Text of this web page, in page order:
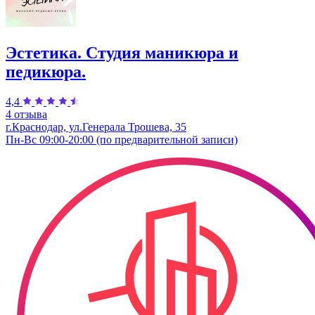
Эстетика. Студия маникюра и
педикюра.
4,4
4 отзыва
г.Краснодар, ул.Генерала Трошева, 35
Пн-Вс 09:00-20:00 (по предварительной записи)